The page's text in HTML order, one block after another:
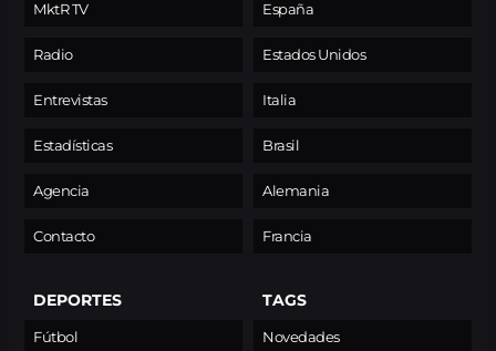
MktR TV
Radio
Entrevistas
Estadísticas
Agencia
Contacto
España
Estados Unidos
Italia
Brasil
Alemania
Francia
DEPORTES
Fútbol
TAGS
Novedades